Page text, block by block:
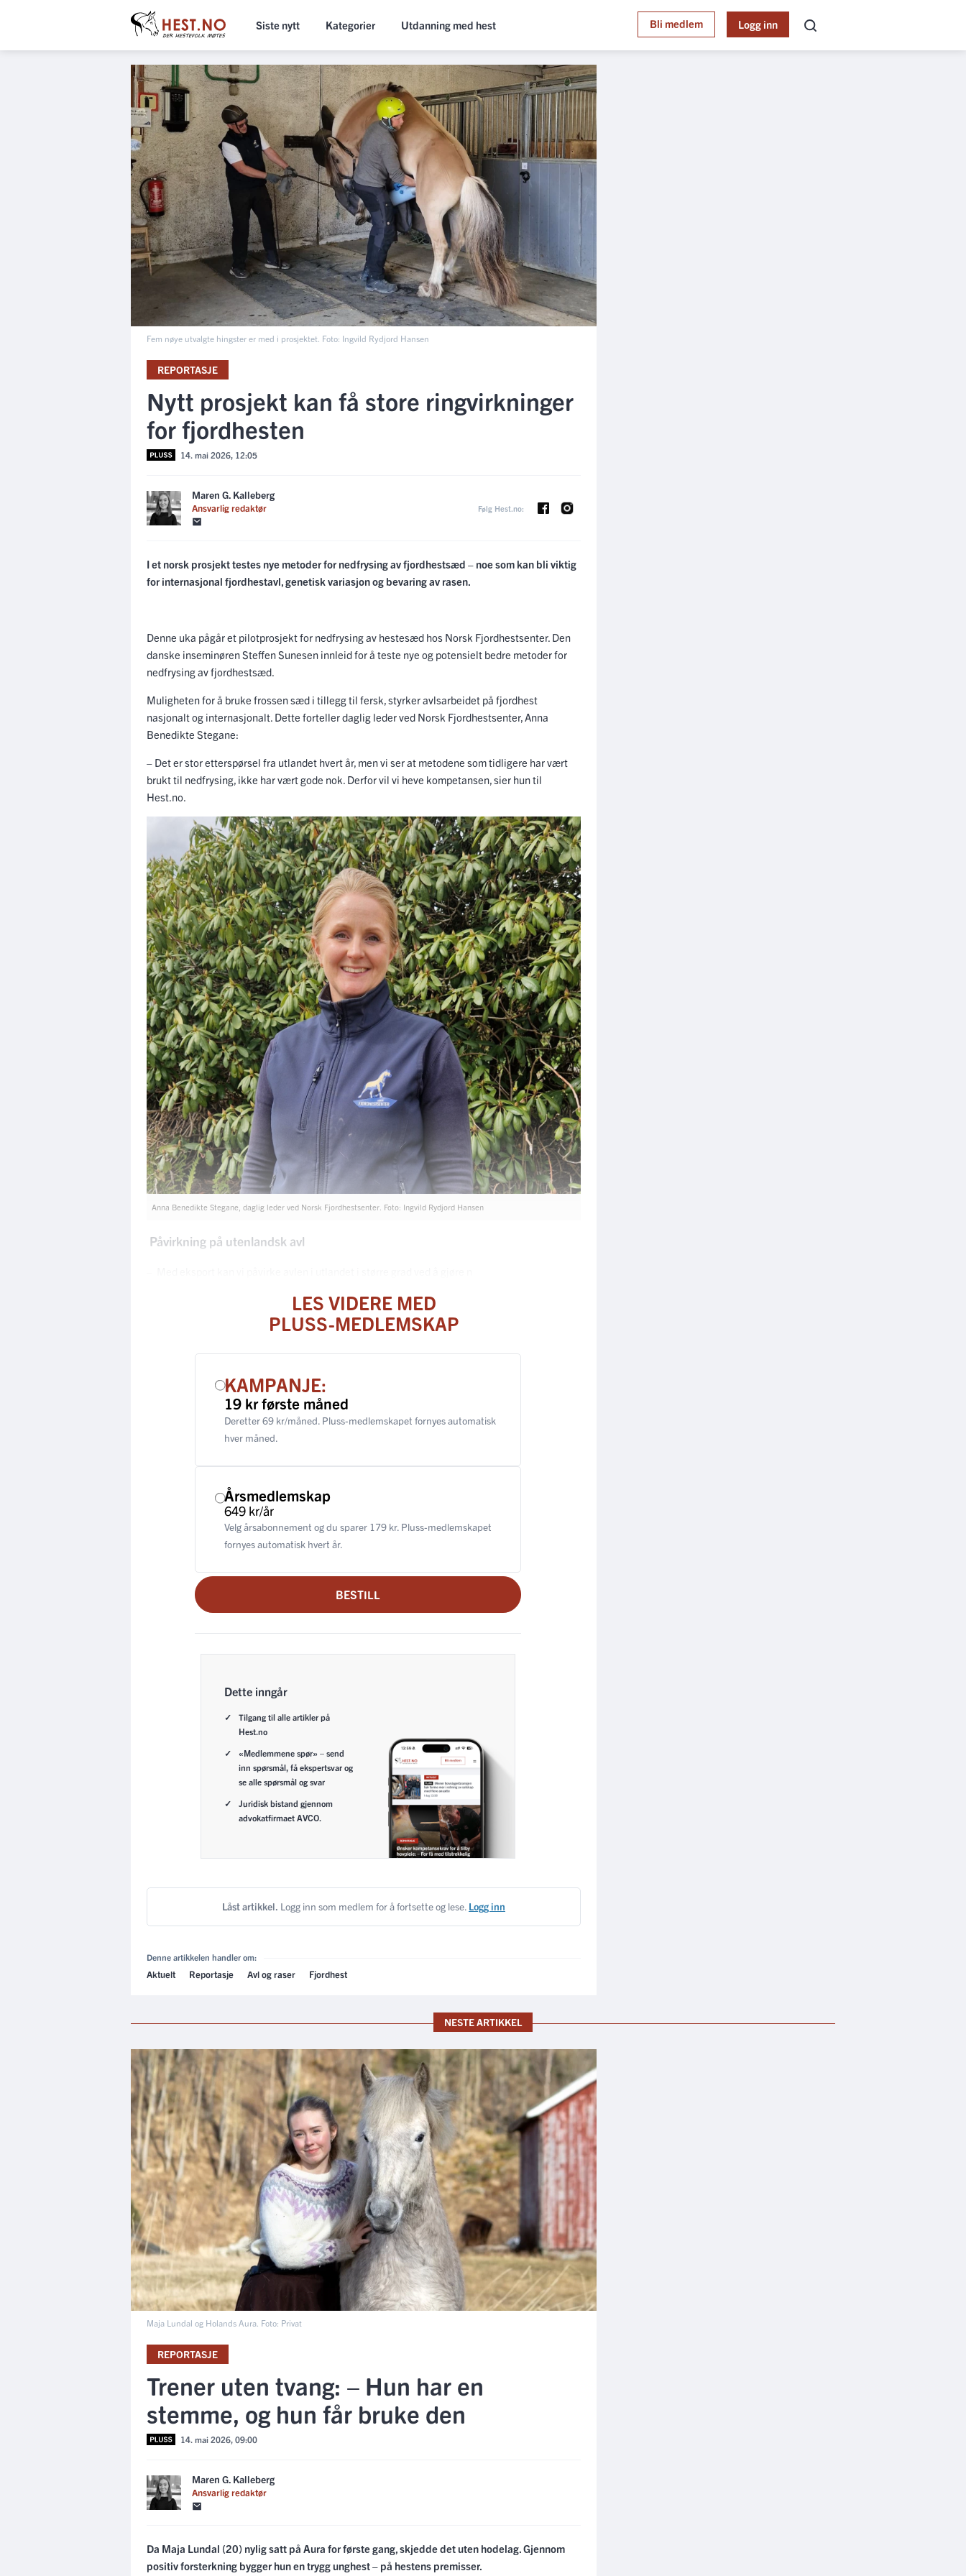
Siste nytt Kategorier Utdanning med hest Bli medlem Logg inn
Fem nøye utvalgte hingster er med i prosjektet. Foto: Ingvild Rydjord Hansen
REPORTASJE
Nytt prosjekt kan få store ringvirkninger
for fjordhesten
14. mai 2026, 12:05
Maren G. Kalleberg
Ansvarlig redaktør Følg Hest.no:
I et norsk prosjekt testes nye metoder for nedfrysing av fjordhestsæd – noe som kan bli viktig
for internasjonal fjordhestavl, genetisk variasjon og bevaring av rasen.
Denne uka pågår et pilotprosjekt for nedfrysing av hestesæd hos Norsk Fjordhestsenter. Den
danske inseminøren Steffen Sunesen innleid for å teste nye og potensielt bedre metoder for
nedfrysing av fjordhestsæd.
Muligheten for å bruke frossen sæd i tillegg til fersk, styrker avlsarbeidet på fjordhest
nasjonalt og internasjonalt. Dette forteller daglig leder ved Norsk Fjordhestsenter, Anna
Benedikte Stegane:
– Det er stor etterspørsel fra utlandet hvert år, men vi ser at metodene som tidligere har vært
brukt til nedfrysing, ikke har vært gode nok. Derfor vil vi heve kompetansen, sier hun til
Hest.no.
Anna Benedikte Stegane, daglig leder ved Norsk Fjordhestsenter. Foto: Ingvild Rydjord Hansen
Påvirkning på utenlandsk avl
LES VIDERE MED
PLUSS-MEDLEMSKAP
KAMPANJE:
19 kr første måned
Deretter 69 kr/måned. Pluss-medlemskapet fornyes automatisk
hver måned.
Årsmedlemskap
649 kr/år
Velg årsabonnement og du sparer 179 kr. Pluss-medlemskapet
fornyes automatisk hvert år.
BESTILL
Dette inngår
Tilgang til alle artikler på
Hest.no
«Medlemmene spør» – send
inn spørsmål, få ekspertsvar og
se alle spørsmål og svar
Juridisk bistand gjennom
advokatfirmaet AVCO.
Låst artikkel. Logg inn som medlem for å fortsette og lese. Logg inn
Denne artikkelen handler om:
Aktuelt Reportasje Avl og raser Fjordhest
NESTE ARTIKKEL
Maja Lundal og Holands Aura. Foto: Privat
REPORTASJE
Trener uten tvang: – Hun har en
stemme, og hun får bruke den
14. mai 2026, 09:00
Maren G. Kalleberg
Ansvarlig redaktør
Da Maja Lundal (20) nylig satt på Aura for første gang, skjedde det uten hodelag. Gjennom
positiv forsterkning bygger hun en trygg unghest – på hestens premisser.